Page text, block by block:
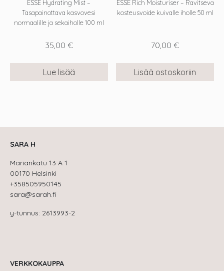
ESSE Hydrating Mist –
Tasapainottava kasvovesi
normaalille ja sekaiholle 100 ml
35,00 €
Lue lisää
ESSE Rich Moisturiser – Ravitseva
kosteusvoide kuivalle iholle 50 ml
70,00 €
Lisää ostoskoriin
SARA H
Mariankatu 13 A 1
00170 Helsinki
+358505950145
sara@sarah.fi
y-tunnus: 2613993-2
VERKKOKAUPPA